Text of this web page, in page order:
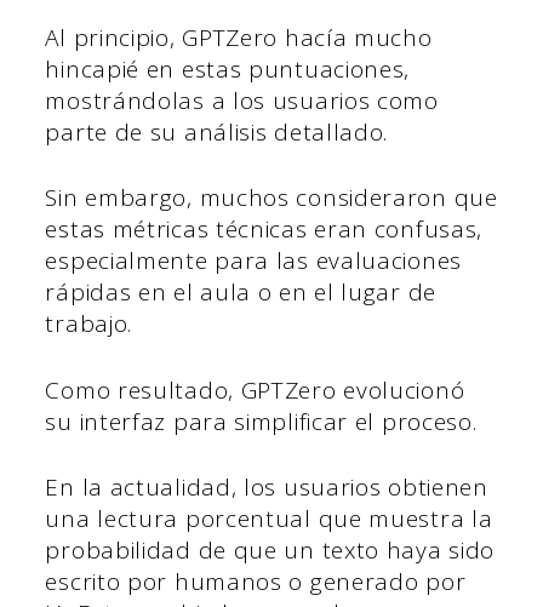
Al principio, GPTZero hacía mucho
hincapié en estas puntuaciones,
mostrándolas a los usuarios como
parte de su análisis detallado.
Sin embargo, muchos consideraron que
estas métricas técnicas eran confusas,
especialmente para las evaluaciones
rápidas en el aula o en el lugar de
trabajo.
Como resultado, GPTZero evolucionó
su interfaz para simplificar el proceso.
En la actualidad, los usuarios obtienen
una lectura porcentual que muestra la
probabilidad de que un texto haya sido
escrito por humanos o generado por